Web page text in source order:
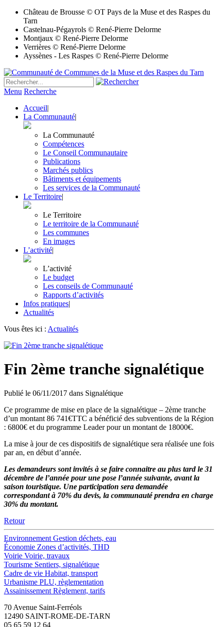
Château de Brousse © OT Pays de la Muse et des Raspes du
Tarn
Castelnau-Pégayrols © René-Pierre Delorme
Montjaux © René-Pierre Delorme
Verrières © René-Pierre Delorme
Ayssènes - Les Raspes © René-Pierre Delorme
Menu Recherche
Accueil|
La Communauté|
La Communauté
Compétences
Le Conseil Communautaire
Publications
Marchés publics
Bâtiments et équipements
Les services de la Communauté
Le Territoire|
Le Territoire
Le territoire de la Communauté
Les communes
En images
L’activité|
L’activité
Le budget
Les conseils de Communauté
Rapports d’activités
Infos pratiques|
Actualités
Vous êtes ici : Actualités
Fin 2ème tranche signalétique
Publié le 06/11/2017 dans Signalétique
Ce programme de mise en place de la signalétique – 2ème tranche
d’un montant 86 741€TTC a bénéficié des subventions de la Région
: 6800€ et du programme Leader pour un montant de 18000€.
La mise à jour de ces dispositifs de signalétique sera réalisée une fois
par an, en début d’année.
Les demandeurs sont invités à se faire connaitre au plus tard le 31
décembre de l’année pour une pose l’année suivante, avant la
saison touristique. Une participation sera demandée
correspondant à 70% du devis, la communauté prendra en charge
30% du montant.
Retour
Environnement Gestion déchets, eau
Économie Zones d’activités, THD
Voirie Voirie, travaux
Tourisme Sentiers, signalétique
Cadre de vie Habitat, transport
Urbanisme PLU, règlementation
Assainissement Règlement, tarifs
70 Avenue Saint-Ferréols
12490 SAINT-ROME-DE-TARN
05 65 59 12 64